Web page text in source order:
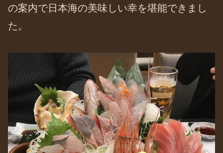
の案内で日本海の美味しい幸を堪能できまし
た。